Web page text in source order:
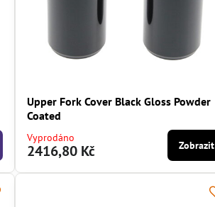
Upper Fork Cover Black Gloss Powder
Coated
Vyprodáno
2416,80 Kč Zobrazit